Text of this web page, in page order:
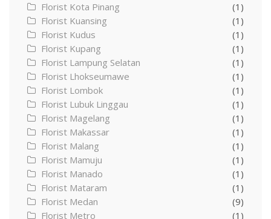
Florist Kota Pinang
(1)
Florist Kuansing
(1)
Florist Kudus
(1)
Florist Kupang
(1)
Florist Lampung Selatan
(1)
Florist Lhokseumawe
(1)
Florist Lombok
(1)
Florist Lubuk Linggau
(1)
Florist Magelang
(1)
Florist Makassar
(1)
Florist Malang
(1)
Florist Mamuju
(1)
Florist Manado
(1)
Florist Mataram
(1)
Florist Medan
(9)
Florist Metro
(1)